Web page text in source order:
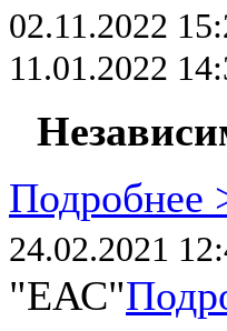
02.11.2022
11.01.2022
Подробнее
24.02.2021
"ЕАС"